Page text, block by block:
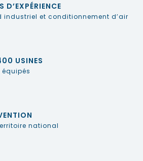
D’EXPÉRIENCE
industriel et conditionnement d’air
USINES
équipés
national